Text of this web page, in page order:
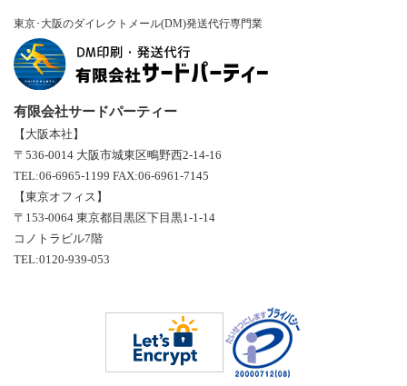
東京･大阪のダイレクトメール(DM)発送代行専門業
有限会社サードパーティー
【大阪本社】
〒536-0014 大阪市城東区鴫野西2-14-16
TEL:06-6965-1199 FAX:06-6961-7145
【東京オフィス】
〒153-0064 東京都目黒区下目黒1-1-14
コノトラビル7階
TEL:0120-939-053